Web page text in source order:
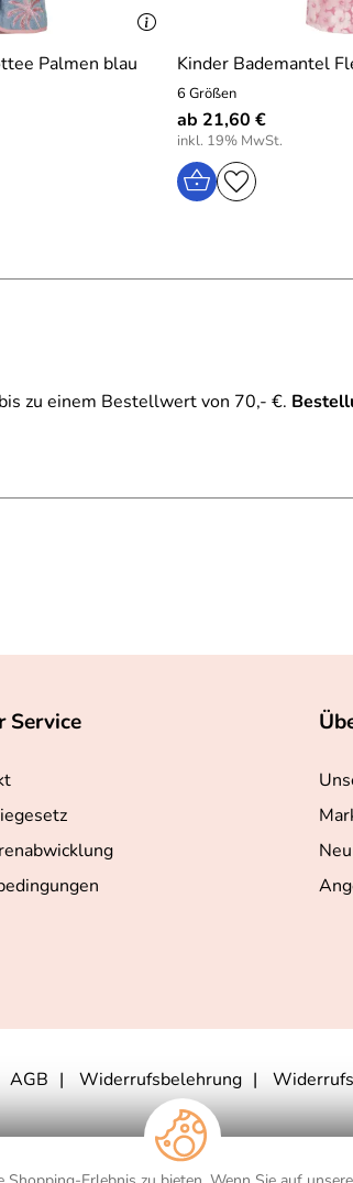
Palmen blau Kinder Bademantel
6 Größen
ab 21,60 €
inkl. 19% MwSt.
zu einem Bestellwert von 70,- €.
Service
Neu
AGB Widerrufsbelehrung
für andere Länder und die Informationen